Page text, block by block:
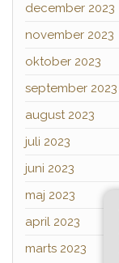
december 2023
november 2023
oktober 2023
september 2023
august 2023
juli 2023
juni 2023
maj 2023
april 2023
marts 2023